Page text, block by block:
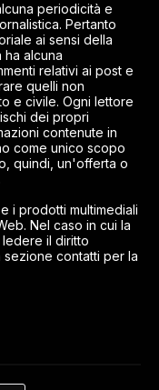
periodicità e
Pertanto
ai sensi della
ha alcuna
relativi ai post e
quelli non
e civile. Ogni lettore
dei propri
contenute in
come unico scopo
quindi, un'offerta o
i prodotti multimediali
Nel caso in cui la
il diritto
contatti per la